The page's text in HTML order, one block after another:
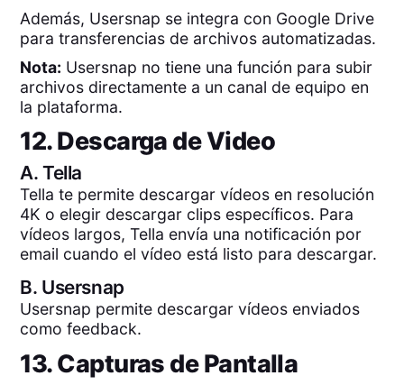
Además, Usersnap se integra con Google Drive
para transferencias de archivos automatizadas.
Nota: Usersnap no tiene una función para subir
archivos directamente a un canal de equipo en
la plataforma.
12. Descarga de Video
A.Tella
Tella te permite descargar vídeos en resolución
4K o elegir descargar clips específicos. Para
vídeos largos, Tella envía una notificación por
email cuando el vídeo está listo para descargar.
B. Usersnap
Usersnap permite descargar vídeos enviados
como feedback.
13. Capturas de Pantalla